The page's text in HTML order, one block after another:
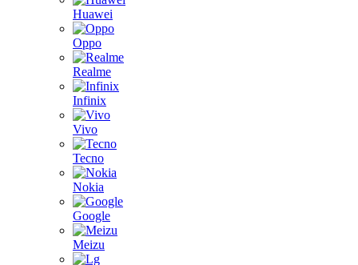
Huawei
Oppo
Realme
Infinix
Vivo
Tecno
Nokia
Google
Meizu